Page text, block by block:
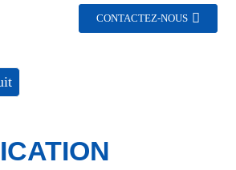
CONTACTEZ-NOUS